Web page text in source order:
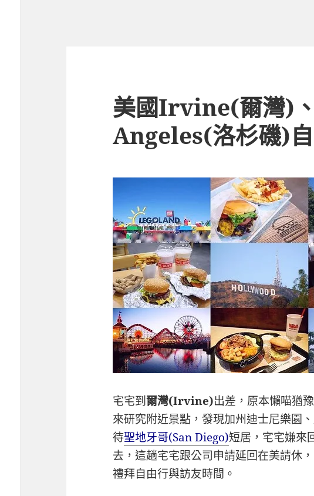
美國Irvine(爾灣)
Angeles(洛杉磯)
宅宅到爾灣(Irvine)出差，原本懶喵猶
來研究附近景點，發現加州迪士尼樂園
待聖地牙哥(San Diego)短居，宅宅嫌來
去，這趟宅宅跟公司申請延回在美請休
禮拜自由行與訪友時間。